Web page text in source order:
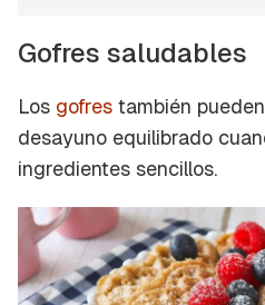
Gofres saludables
Los gofres también
desayuno equilibrado
ingredientes sencillos.